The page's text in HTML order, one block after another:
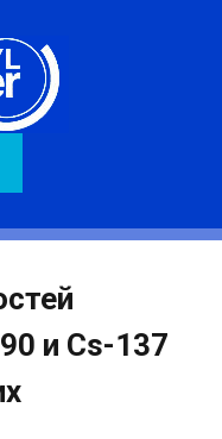
и Cs-137